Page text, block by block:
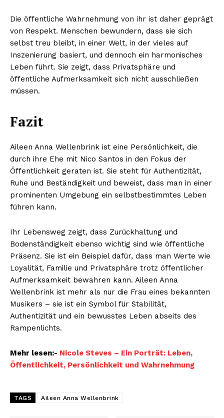
Die öffentliche Wahrnehmung von ihr ist daher geprägt
von Respekt. Menschen bewundern, dass sie sich
selbst treu bleibt, in einer Welt, in der vieles auf
Inszenierung basiert, und dennoch ein harmonisches
Leben führt. Sie zeigt, dass Privatsphäre und
öffentliche Aufmerksamkeit sich nicht ausschließen
müssen.
Fazit
Aileen Anna Wellenbrink ist eine Persönlichkeit, die
durch ihre Ehe mit Nico Santos in den Fokus der
Öffentlichkeit geraten ist. Sie steht für Authentizität,
Ruhe und Beständigkeit und beweist, dass man in einer
prominenten Umgebung ein selbstbestimmtes Leben
führen kann.
Ihr Lebensweg zeigt, dass Zurückhaltung und
Bodenständigkeit ebenso wichtig sind wie öffentliche
Präsenz. Sie ist ein Beispiel dafür, dass man Werte wie
Loyalität, Familie und Privatsphäre trotz öffentlicher
Aufmerksamkeit bewahren kann. Aileen Anna
Wellenbrink ist mehr als nur die Frau eines bekannten
Musikers – sie ist ein Symbol für Stabilität,
Authentizität und ein bewusstes Leben abseits des
Rampenlichts.
Mehr lesen:- Nicole Steves – Ein Porträt: Leben,
Öffentlichkeit, Persönlichkeit und Wahrnehmung
TAGS Aileen Anna Wellenbrink